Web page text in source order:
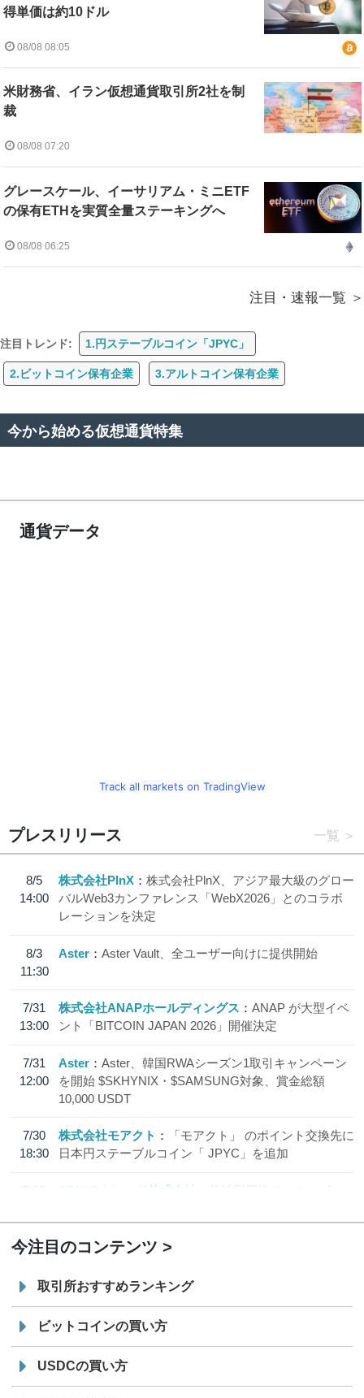
得単価は約10ドル
08/08 08:05
米財務省、イラン仮想通貨取引所2社を制
裁
08/08 07:20
グレースケール、イーサリアム・ミニETF
の保有ETHを実質全量ステーキングへ
08/08 06:25
注目・速報一覧
注目トレンド: 1.円ステーブルコイン「JPYC」
2.ビットコイン保有企業 3.アルトコイン保有企業
今から始める仮想通貨特集
通貨データ
Track all markets on TradingView
プレスリリース 一覧
8/5
14:00
株式会社PlnX
株式会社PlnX、アジア最大級のグロー
バルWeb3カンファレンス「WebX2026」とのコラボ
レーションを決定
8/3
11:30
Aster Aster Vault、全ユーザー向けに提供開始
7/31
13:00
株式会社ANAPホールディングス
ANAP が大型イベ
ント「BITCOIN JAPAN 2026」開催決定
7/31
12:00
Aster
Aster、韓国RWAシーズン1取引キャンペーン
を開始 $SKHYNIX・$SAMSUNG対象、賞金総額
10,000 USDT
7/30
18:30
株式会社モアクト
「モアクト」 のポイント交換先に
日本円ステーブルコイン「 JPYC」を追加
7/29
SBI VCトレード株式会社
信託型円建てステーブル
今注目のコンテンツ
取引所おすすめランキング
ビットコインの買い方
USDCの買い方